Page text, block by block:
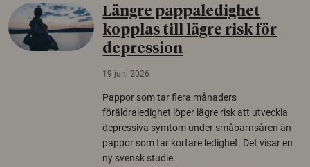
Längre pappaledighet
kopplas till lägre risk för
depression
19 juni 2026
Pappor som tar flera månaders
föräldraledighet löper lägre risk att utveckla
depressiva symtom under småbarnsåren än
pappor som tar kortare ledighet. Det visar en
ny svensk studie.